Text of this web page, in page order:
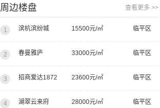
周边楼盘 查看更多 >>
1 滨杭滨纷城 15500元/㎡ 临平区
2 春曼雅庐 33000元/㎡ 临平区
3 招商爱达1872 23600元/㎡ 临平区
4 湖翠云来府 28000元/㎡ 临平区